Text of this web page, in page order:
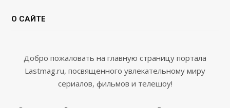
О САЙТЕ
Добро пожаловать на главную страницу портала
Lastmag.ru, посвященного увлекательному миру
сериалов, фильмов и телешоу!